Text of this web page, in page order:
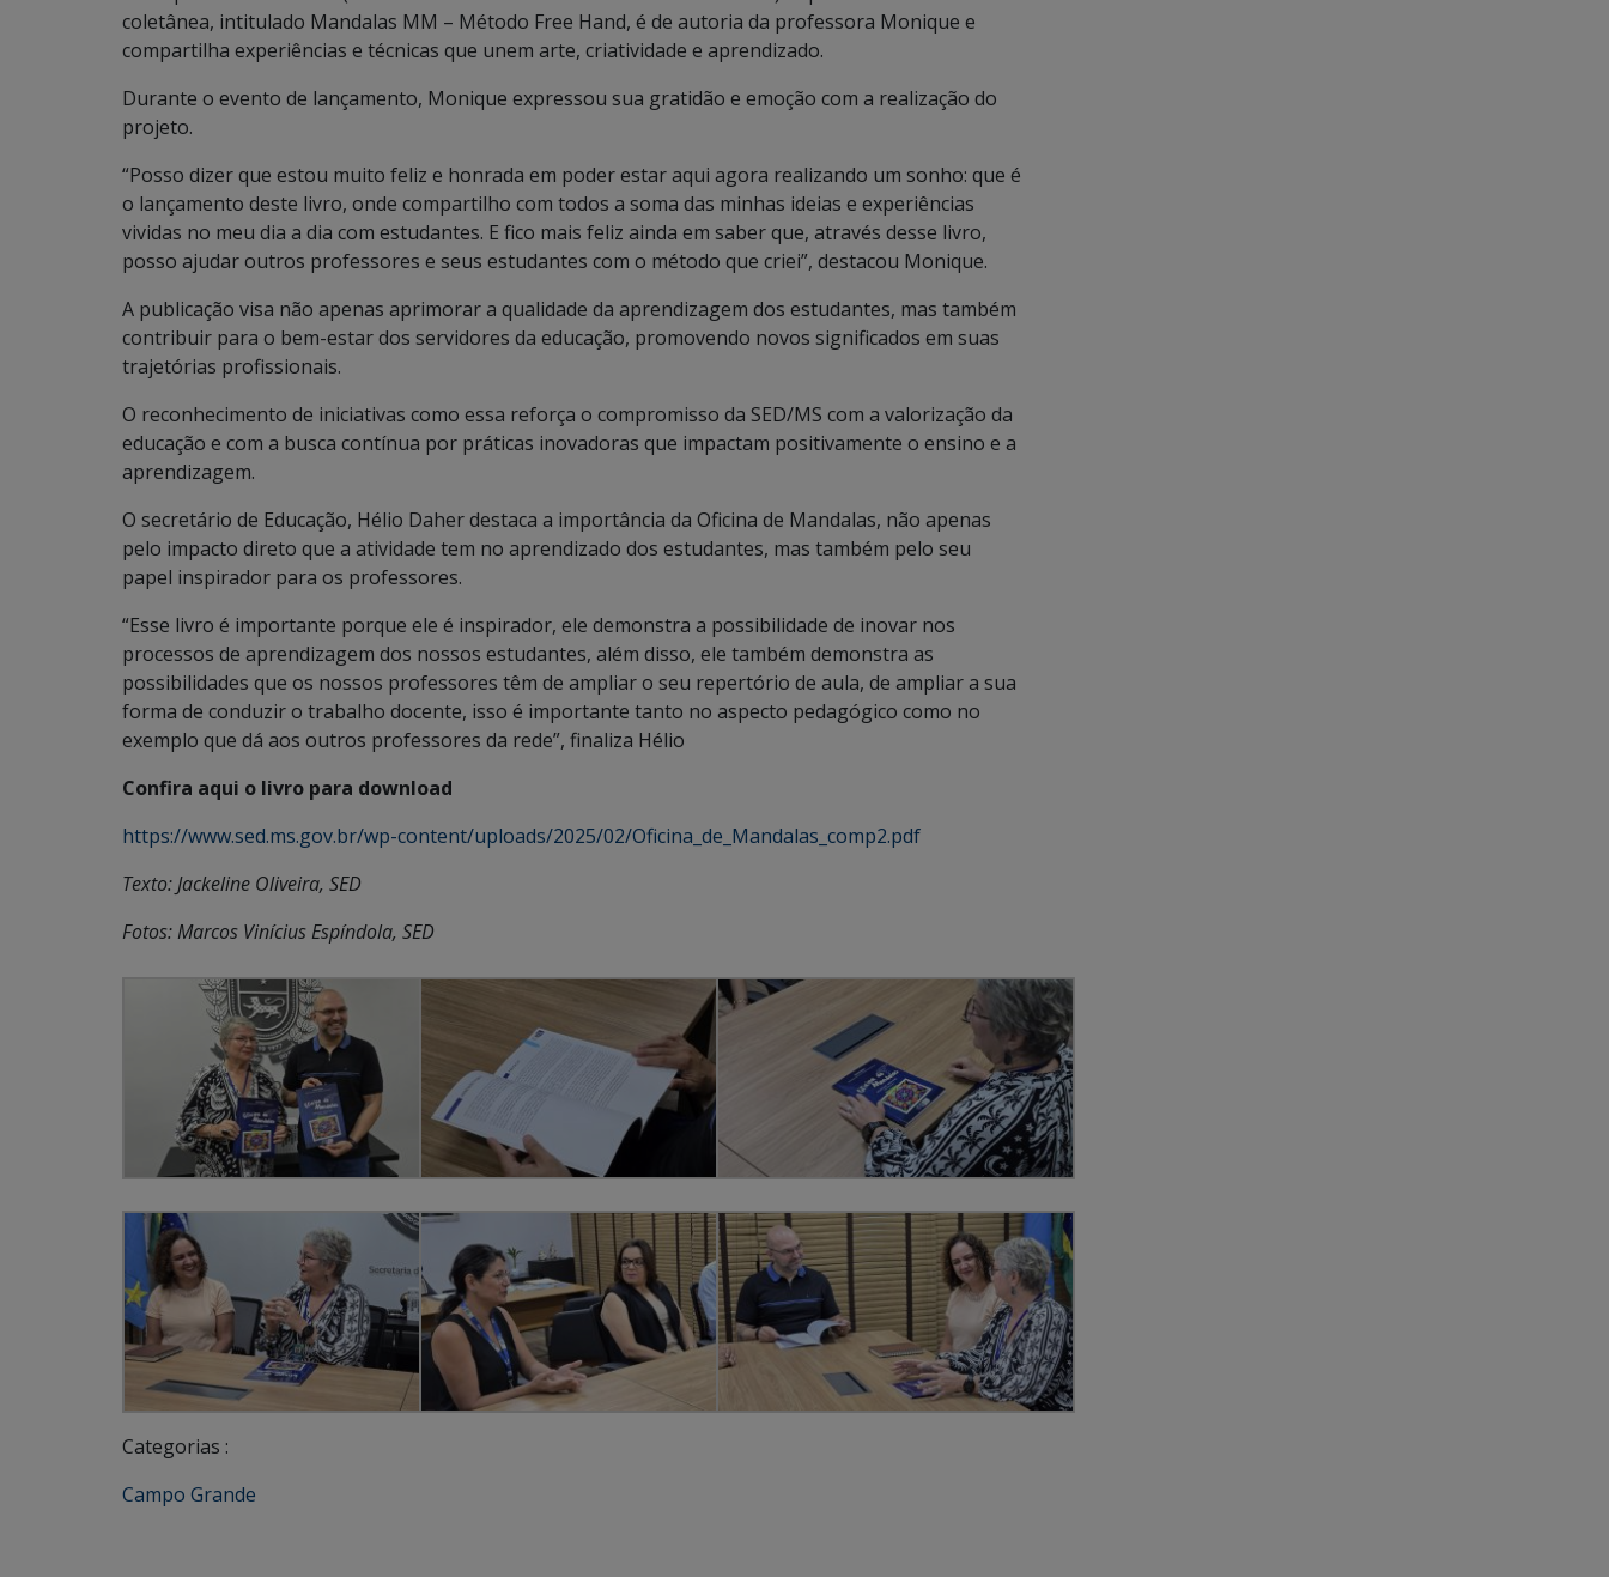
coletânea, intitulado Mandalas MM – Método Free Hand, é de autoria da professora Monique e
compartilha experiências e técnicas que unem arte, criatividade e aprendizado.
Durante o evento de lançamento, Monique expressou sua gratidão e emoção com a realização do
projeto.
“Posso dizer que estou muito feliz e honrada em poder estar aqui agora realizando um sonho: que é
o lançamento deste livro, onde compartilho com todos a soma das minhas ideias e experiências
vividas no meu dia a dia com estudantes. E fico mais feliz ainda em saber que, através desse livro,
posso ajudar outros professores e seus estudantes com o método que criei”, destacou Monique.
A publicação visa não apenas aprimorar a qualidade da aprendizagem dos estudantes, mas também
contribuir para o bem-estar dos servidores da educação, promovendo novos significados em suas
trajetórias profissionais.
O reconhecimento de iniciativas como essa reforça o compromisso da SED/MS com a valorização da
educação e com a busca contínua por práticas inovadoras que impactam positivamente o ensino e a
aprendizagem.
O secretário de Educação, Hélio Daher destaca a importância da Oficina de Mandalas, não apenas
pelo impacto direto que a atividade tem no aprendizado dos estudantes, mas também pelo seu
papel inspirador para os professores.
“Esse livro é importante porque ele é inspirador, ele demonstra a possibilidade de inovar nos
processos de aprendizagem dos nossos estudantes, além disso, ele também demonstra as
possibilidades que os nossos professores têm de ampliar o seu repertório de aula, de ampliar a sua
forma de conduzir o trabalho docente, isso é importante tanto no aspecto pedagógico como no
exemplo que dá aos outros professores da rede”, finaliza Hélio
Confira aqui o livro para download
https://www.sed.ms.gov.br/wp-content/uploads/2025/02/Oficina_de_Mandalas_comp2.pdf
Texto: Jackeline Oliveira, SED
Fotos: Marcos Vinícius Espíndola, SED
Categorias :
Campo Grande